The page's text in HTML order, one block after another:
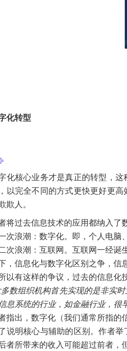
化转型
化核心业务才是真正的转型，
以完全不同的方式更快更好更
欺人。
将过去信息技术的应用都纳入了
次浪潮：数字化。即，个人电脑
次浪潮：互联网。互联网一经诞
，信息化与数字化区别之争，
以有这样的争议，过去的信息
多数组织机构首先实现的是非实
息系统的行业，如金融行业，很
指出，数字化（我们通常所指的
说明核心与辅助的区别。作者
者所带来的收入可能超过前者，